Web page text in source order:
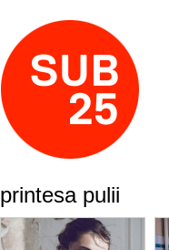
printesa pulii